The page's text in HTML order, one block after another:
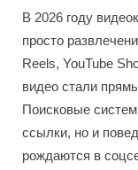
В 2026 году
просто
Reels, YouTube
видео стали
Поисковые
ссылки, но и
рождаются в